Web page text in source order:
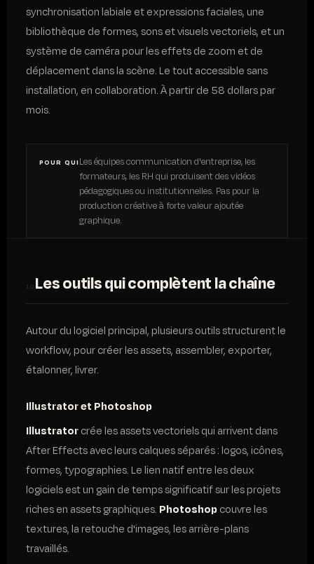
synchronisation labiale et expressions faciales, une
bibliothèque de formes, sons et visuels vectoriels, et un
système de caméra pour les effets de zoom et de
déplacement dans la scène. Le tout accessible sans
installation, en collaboration. À partir de 58 dollars par
mois.
POUR QUI Les équipes communication d'entreprise, les
formateurs, les RH qui produisent des vidéos
pédagogiques ou institutionnelles. Pas pour la
production créative à forte valeur ajoutée
graphique.
10 Les outils qui complètent la chaîne
Autour du logiciel principal, plusieurs outils structurent le
workflow, pour créer les assets, assembler, exporter,
étalonner, livrer.
Illustrator et Photoshop
Illustratorcrée les assets vectoriels qui arrivent dans
After Effects avec leurs calques séparés : logos, icônes,
formes, typographies. Le lien natif entre les deux
logiciels est un gain de temps significatif sur les projets
riches en assets graphiques. Photoshopcouvre les
textures, la retouche d'images, les arrière-plans
travaillés.